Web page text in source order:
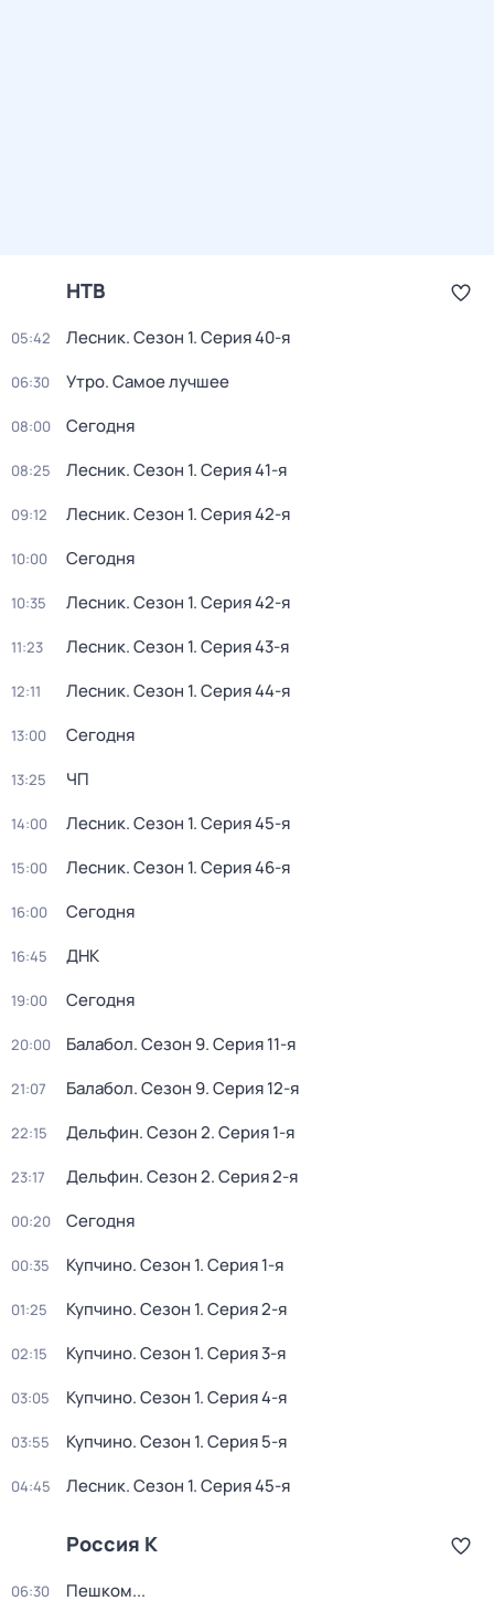
НТВ
05:42 Лесник. Сезон 1. Серия 40-я
06:30 Утро. Самое лучшее
08:00 Сегодня
08:25 Лесник. Сезон 1. Серия 41-я
09:12 Лесник. Сезон 1. Серия 42-я
10:00 Сегодня
10:35 Лесник. Сезон 1. Серия 42-я
11:23 Лесник. Сезон 1. Серия 43-я
12:11 Лесник. Сезон 1. Серия 44-я
13:00 Сегодня
13:25 ЧП
14:00 Лесник. Сезон 1. Серия 45-я
15:00 Лесник. Сезон 1. Серия 46-я
16:00 Сегодня
16:45 ДНК
19:00 Сегодня
20:00 Балабол. Сезон 9. Серия 11-я
21:07 Балабол. Сезон 9. Серия 12-я
22:15 Дельфин. Сезон 2. Серия 1-я
23:17 Дельфин. Сезон 2. Серия 2-я
00:20 Сегодня
00:35 Купчино. Сезон 1. Серия 1-я
01:25 Купчино. Сезон 1. Серия 2-я
02:15 Купчино. Сезон 1. Серия 3-я
03:05 Купчино. Сезон 1. Серия 4-я
03:55 Купчино. Сезон 1. Серия 5-я
04:45 Лесник. Сезон 1. Серия 45-я
Россия К
06:30 Пешком...